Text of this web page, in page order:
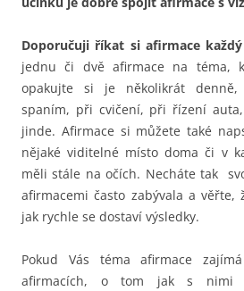
Doporučuji říkat si afirmace
jednu či dvě afirmace na téma,
opakujte si je několikrát
spaním, při cvičení, při řízení
jinde. Afirmace si můžete také
nějaké viditelné místo doma či v
měli stále na očích. Necháte tak
afirmacemi často zabývala a věřte,
jak rychle se dostaví výsledky.
Pokud Vás téma afirmace
afirmacích, o tom jak s nimi